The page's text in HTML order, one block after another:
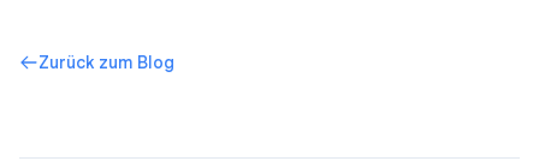
Zurück zum Blog